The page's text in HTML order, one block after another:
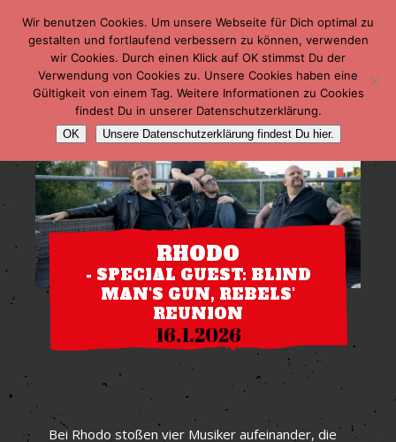
RHODO
- SPECIAL GUEST: BLIND
MAN'S GUN, REBELS'
REUNION
16.1.2026
Bei Rhodo stoßen vier Musiker aufeinander, die
Wir benutzen Cookies. Um unsere Webseite für Dich optimal zu
gestalten und fortlaufend verbessern zu können, verwenden
wir Cookies. Durch einen Klick auf OK stimmst Du der
Verwendung von Cookies zu. Unsere Cookies haben eine
Gültigkeit von einem Tag. Weitere Informationen zu Cookies
findest Du in unserer Datenschutzerklärung.
OK Unsere Datenschutzerklärung findest Du hier.